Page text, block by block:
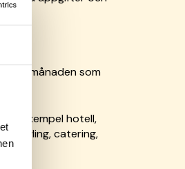
den månaden som
till exempel hotell,
bowling, catering,